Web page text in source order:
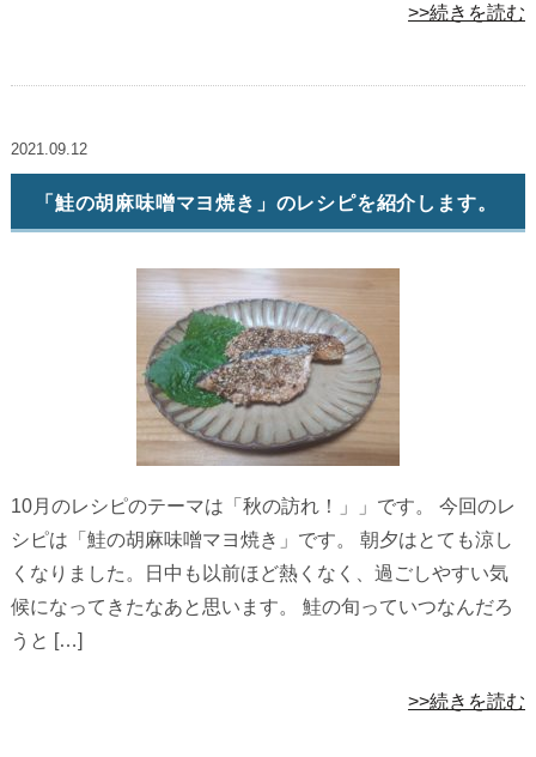
>>続きを読む
2021.09.12
「鮭の胡麻味噌マヨ焼き」のレシピを紹介します。
10月のレシピのテーマは「秋の訪れ！」」です。 今回のレ
シピは「鮭の胡麻味噌マヨ焼き」です。 朝夕はとても涼し
くなりました。日中も以前ほど熱くなく、過ごしやすい気
候になってきたなあと思います。 鮭の旬っていつなんだろ
うと […]
>>続きを読む